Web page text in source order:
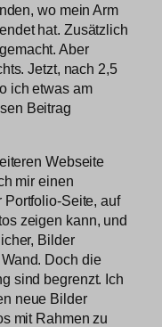
wo mein Arm
hat. Zusätzlich
Aber
Jetzt, nach 2,5
ich etwas am
Beitrag
Webseite
mir einen
Seite, auf
zeigen kann, und
Bilder
Doch die
sind begrenzt. Ich
neue Bilder
mit Rahmen zu